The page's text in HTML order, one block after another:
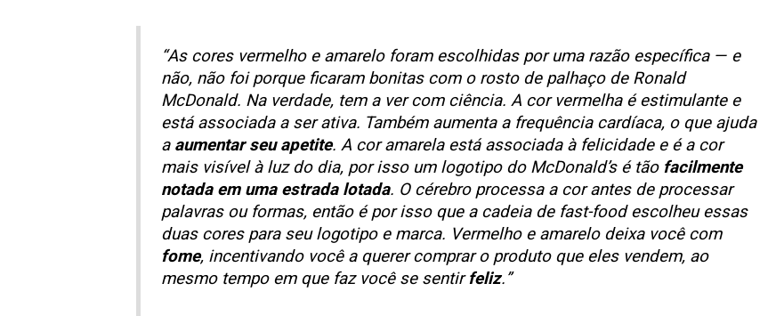
“As cores vermelho e amarelo foram escolhidas por uma razão específica — e
não, não foi porque ficaram bonitas com o rosto de palhaço de Ronald
McDonald. Na verdade, tem a ver com ciência. A cor vermelha é estimulante e
está associada a ser ativa. Também aumenta a frequência cardíaca, o que ajuda
aaumentar seu apetite. A cor amarela está associada à felicidade e é a cor
mais visível à luz do dia, por isso um logotipo do McDonald’s é tãofacilmente
notada em uma estrada lotada. O cérebro processa a cor antes de processar
palavras ou formas, então é por isso que a cadeia de fast-food escolheu essas
duas cores para seu logotipo e marca. Vermelho e amarelo deixa você com
fome, incentivando você a querer comprar o produto que eles vendem, ao
mesmo tempo em que faz você se sentirfeliz.”